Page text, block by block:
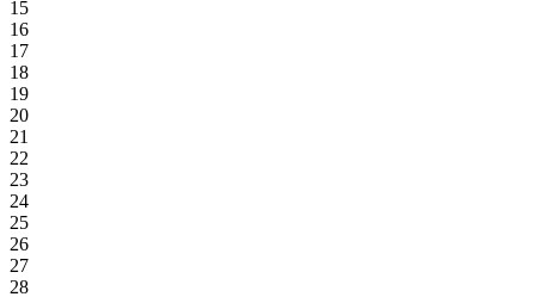
15
16
17
18
19
20
21
22
23
24
25
26
27
28